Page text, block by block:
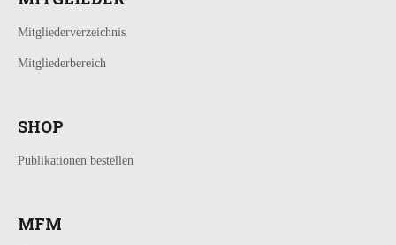
Mitgliederverzeichnis
Mitgliederbereich
SHOP
Publikationen bestellen
MFM